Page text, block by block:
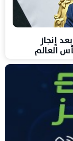
إنجاز
العالم